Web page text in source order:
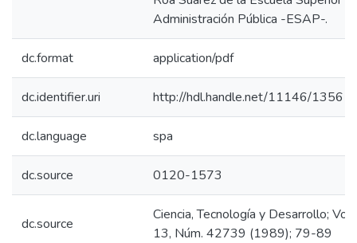
Administración Pública -ESAP-.
dc.format application/pdf
dc.identifier.uri http://hdl.handle.net/11146/1356
dc.language spa
dc.source 0120-1573
dc.source
Ciencia, Tecnología y Desarrollo; Vol.
13, Núm. 42739 (1989); 79-89